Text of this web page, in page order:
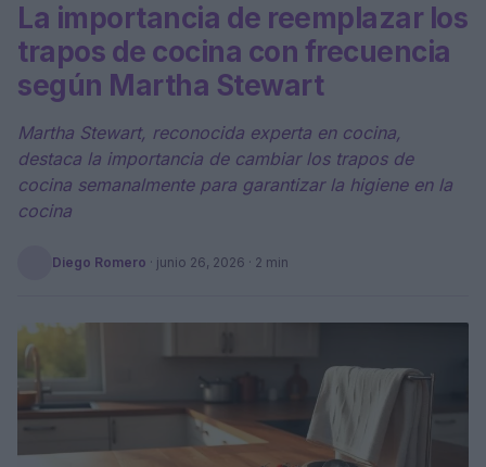
La importancia de reemplazar los
trapos de cocina con frecuencia
según Martha Stewart
Martha Stewart, reconocida experta en cocina,
destaca la importancia de cambiar los trapos de
cocina semanalmente para garantizar la higiene en la
cocina
Diego Romero · junio 26, 2026 · 2 min